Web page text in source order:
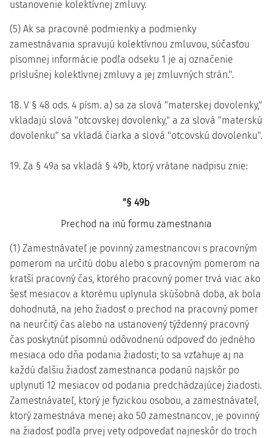
ustanovenie kolektívnej zmluvy.
(5) Ak sa pracovné podmienky a podmienky
zamestnávania spravujú kolektívnou zmluvou, súčasťou
písomnej informácie podľa odseku 1 je aj označenie
príslušnej kolektívnej zmluvy a jej zmluvných strán.".
18. V § 48 ods. 4 písm. a) sa za slová "materskej dovolenky,"
vkladajú slová "otcovskej dovolenky," a za slová "materskú
dovolenku" sa vkladá čiarka a slová "otcovskú dovolenku".
19. Za § 49a sa vkladá § 49b, ktorý vrátane nadpisu znie:
"§ 49b
Prechod na inú formu zamestnania
(1) Zamestnávateľ je povinný zamestnancovi s pracovným
pomerom na určitú dobu alebo s pracovným pomerom na
kratší pracovný čas, ktorého pracovný pomer trvá viac ako
šesť mesiacov a ktorému uplynula skúšobná doba, ak bola
dohodnutá, na jeho žiadosť o prechod na pracovný pomer
na neurčitý čas alebo na ustanovený týždenný pracovný
čas poskytnúť písomnú odôvodnenú odpoveď do jedného
mesiaca odo dňa podania žiadosti; to sa vzťahuje aj na
každú ďalšiu žiadosť zamestnanca podanú najskôr po
uplynutí 12 mesiacov od podania predchádzajúcej žiadosti.
Zamestnávateľ, ktorý je fyzickou osobou, a zamestnávateľ,
ktorý zamestnáva menej ako 50 zamestnancov, je povinný
na žiadosť podľa prvej vety odpovedať najneskôr do troch